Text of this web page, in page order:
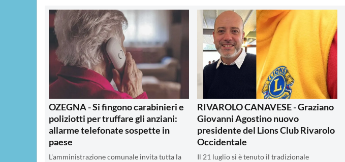
OZEGNA - Si fingono carabinieri e
poliziotti per truffare gli anziani:
allarme telefonate sospette in
paese
L'amministrazione comunale invita tutta la
RIVAROLO CANAVESE - Graziano
Giovanni Agostino nuovo
presidente del Lions Club Rivarolo
Occidentale
Il 21 luglio si è tenuto il tradizionale